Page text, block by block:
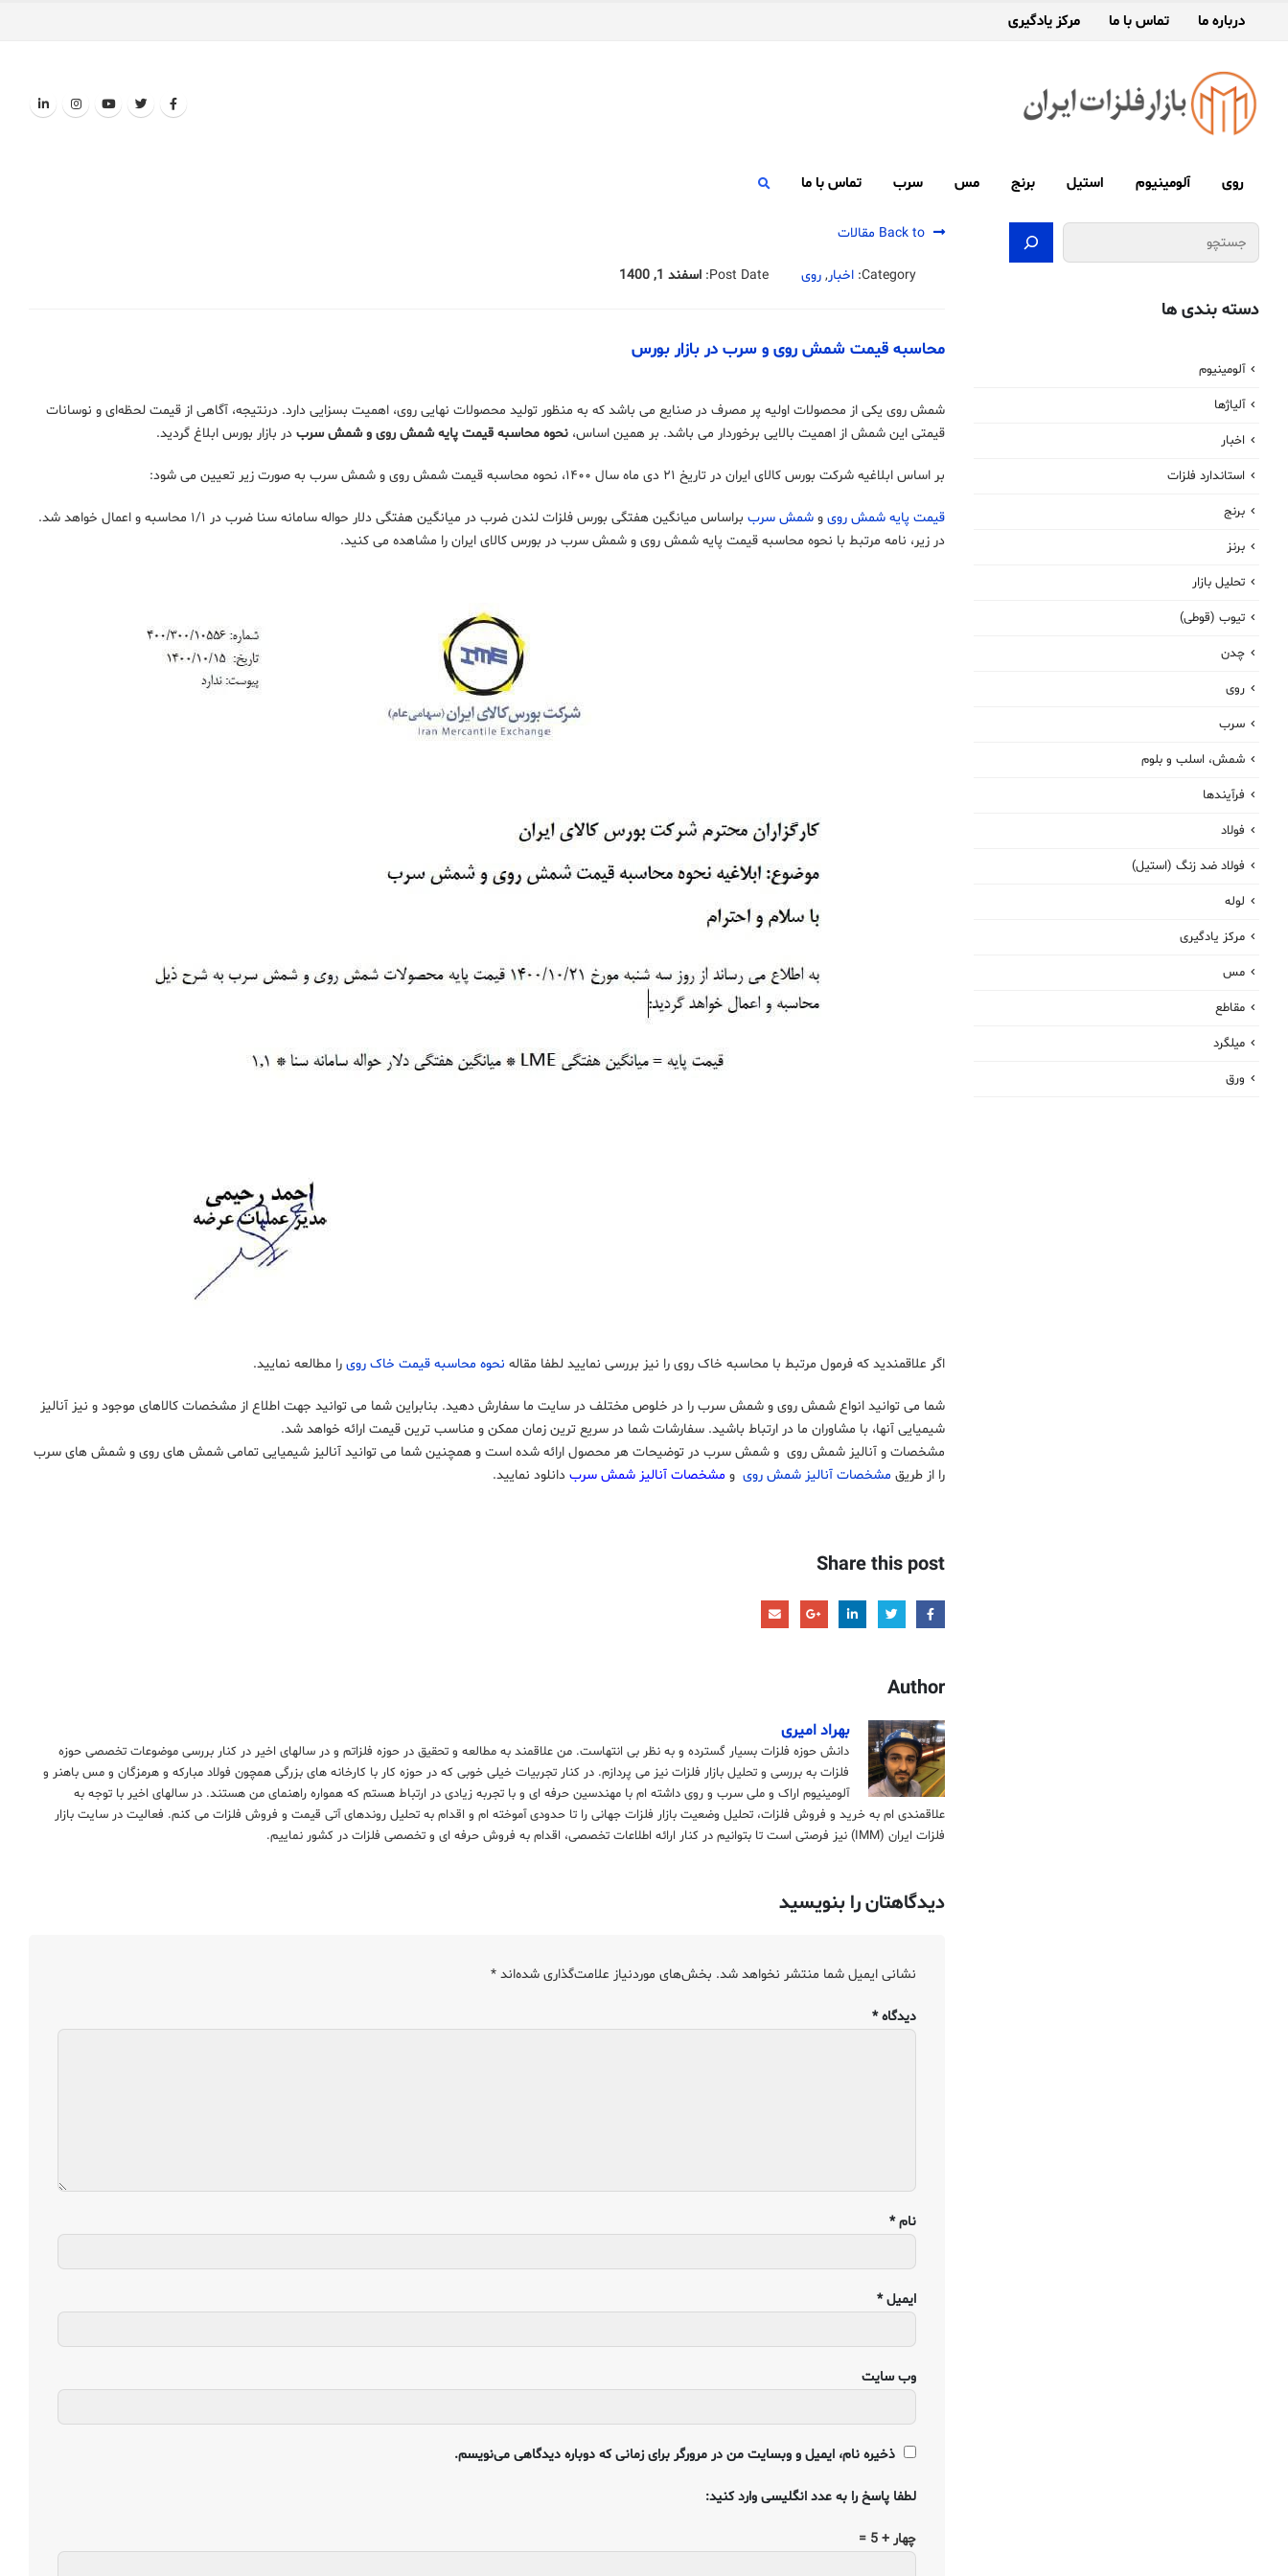
درباره ما تماس با ما مرکز یادگیری
روی آلومینیوم استیل برنج مس سرب تماس با ما
Back to مقالات
Category: اخبار,روی Post Date: اسفند 1, 1400
محاسبه قیمت شمش روی و سرب در بازار بورس
شمش روی یکی از محصولات اولیه پر مصرف در صنایع می‌ باشد که به منظور تولید محصولات نهایی روی، اهمیت بسزایی دارد. درنتیجه، آگاهی از قیمت لحظه‌ای و نوسانات
قیمتی این شمش از اهمیت بالایی برخوردار می‌ باشد. بر همین اساس، نحوه محاسبه قیمت پایه شمش روی و شمش سرب در بازار بورس ابلاغ گردید.
بر اساس ابلاغیه شرکت بورس کالای ایران در تاریخ ۲۱ دی ماه سال ۱۴۰۰، نحوه محاسبه قیمت شمش روی و شمش سرب به صورت زیر تعیین می‌ شود:
قیمت پایه شمش رویوشمش سرب
براساس میانگین هفتگی بورس فلزات لندن ضرب در میانگین هفتگی دلار حواله سامانه سنا ضرب در ۱/۱ محاسبه و اعمال خواهد شد.
در زیر، نامه مرتبط با نحوه محاسبه قیمت پایه شمش روی و شمش سرب در بورس کالای ایران را مشاهده می‌ کنید.
اگر علاقمندید که فرمول مرتبط با محاسبه خاک روی را نیز بررسی نمایید لطفا مقاله نحوه محاسبه قیمت خاک روی را مطالعه نمایید.
شما می توانید انواع شمش روی و شمش سرب را در خلوص مختلف در سایت ما سفارش دهید. بنابراین شما می توانید جهت اطلاع از مشخصات کالاهای موجود و نیز آنالیز
شیمیایی آنها، با مشاوران ما در ارتباط باشید. سفارشات شما در سریع ترین زمان ممکن و مناسب ترین قیمت ارائه خواهد شد.
مشخصات و آنالیز شمش روی و شمش سرب در توضیحات هر محصول ارائه شده است و همچنین شما می توانید آنالیز شیمیایی تمامی شمش های روی و شمش های سرب
را از طریق مشخصات آنالیز شمش روی و مشخصات آنالیز شمش سرب دانلود نمایید.
Share this post
Author
بهراد امیری
دانش حوزه فلزات بسیار گسترده و به نظر بی انتهاست. من علاقمند به مطالعه و تحقیق در حوزه فلزاتم و در سالهای اخیر در کنار بررسی موضوعات تخصصی حوزه
فلزات به بررسی و تحلیل بازار فلزات نیز می پردازم. در کنار تجربیات خیلی خوبی که در حوزه کار با کارخانه های بزرگی همچون فولاد مبارکه و هرمزگان و مس باهنر و
آلومینیوم اراک و ملی سرب و روی داشته ام با مهندسین حرفه ای و با تجربه زیادی در ارتباط هستم که همواره راهنمای من هستند. در سالهای اخیر با توجه به
علاقمندی ام به خرید و فروش فلزات، تحلیل وضعیت بازار فلزات جهانی را تا حدودی آموخته ام و اقدام به تحلیل روندهای آتی قیمت و فروش فلزات می کنم. فعالیت در سایت بازار
فلزات ایران (IMM) نیز فرصتی است تا بتوانیم در کنار ارائه اطلاعات تخصصی، اقدام به فروش حرفه ای و تخصصی فلزات در کشور نماییم.
دیدگاهتان را بنویسید
نشانی ایمیل شما منتشر نخواهد شد. بخش‌های موردنیاز علامت‌گذاری شده‌اند*
دیدگاه*
نام*
ایمیل*
وب‌ سایت
ذخیره نام، ایمیل و وبسایت من در مرورگر برای زمانی که دوباره دیدگاهی می‌نویسم.
لطفا پاسخ را به عدد انگلیسی وارد کنید:
چهار + 5 =
جستجو
دسته بندی ها
آلومینیوم
آلیاژها
اخبار
استاندارد فلزات
برنج
برنز
تحلیل بازار
تیوب (قوطی)
چدن
روی
سرب
شمش، اسلب و بلوم
فرآیندها
فولاد
فولاد ضد زنگ (استیل)
لوله
مرکز یادگیری
مس
مقاطع
میلگرد
ورق